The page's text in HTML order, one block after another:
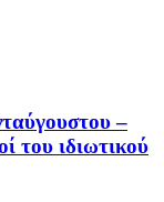
–
του ιδιωτικού